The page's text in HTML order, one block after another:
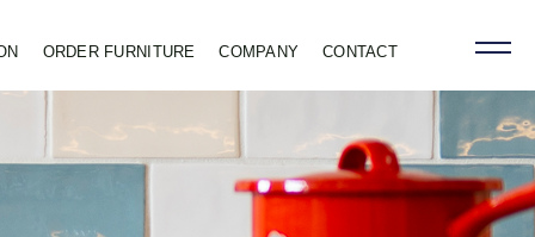
ORDER FURNITURE COMPANY CONTACT